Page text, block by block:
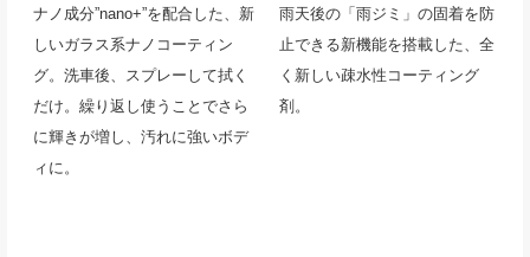
ナノ成分”nano+”を配合した、新
しいガラス系ナノコーティン
グ。洗車後、スプレーして拭く
だけ。繰り返し使うことでさら
に輝きが増し、汚れに強いボデ
ィに。
雨天後の「雨ジミ」の固着を防
止できる新機能を搭載した、全
く新しい疎水性コーティング
剤。